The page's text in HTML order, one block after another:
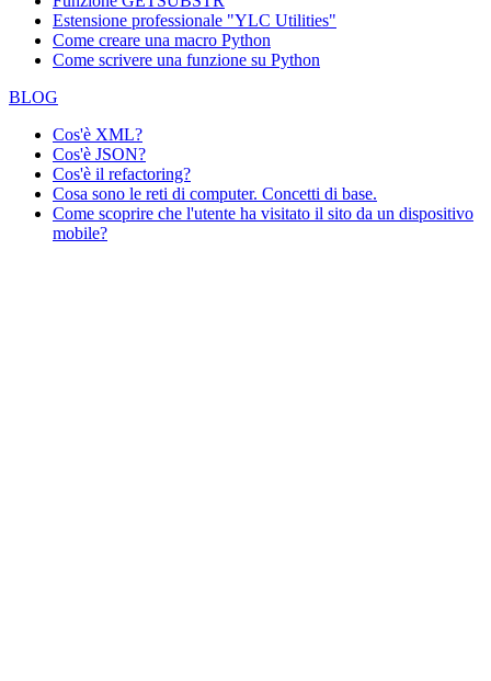
Estensione professionale "YLC Utilities"
Come creare una macro Python
Come scrivere una funzione su Python
BLOG
Cos'è XML?
Cos'è JSON?
Cos'è il refactoring?
Cosa sono le reti di computer. Concetti di base.
Come scoprire che l'utente ha visitato il sito da un dispositivo
mobile?